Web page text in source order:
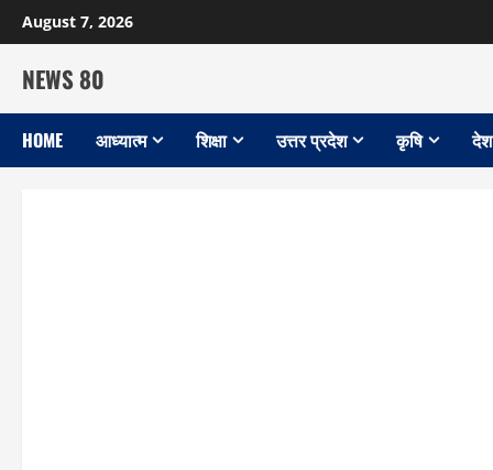
Skip
to
content
August 7, 2026
NEWS 80
HOME आध्यात्म शिक्षा उत्तर प्रदेश कृषि